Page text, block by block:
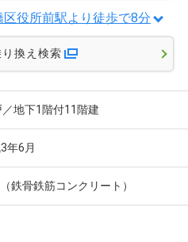
区役所前駅より徒歩で8分
り換え検索
／地下1階付11階建
年6月
鉄骨鉄筋コンクリート）